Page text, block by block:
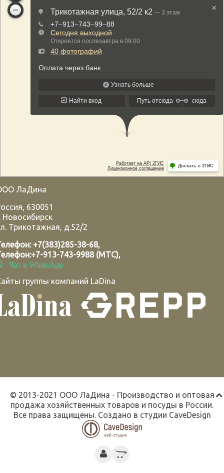
ЛаДина
, 630051
Новосибирск
Трикотажная, д.52/2
+7(383)285-38-68,
+7-913-743-9988 (МТС),
Чат в WhatsApp
группы компаний LaDina
© 2013-2021 ООО ЛаДина - Производство и оптовая
продажа хозяйственных товаров и посуды в России.
Все права защищены. Создано в студии CaveDesign